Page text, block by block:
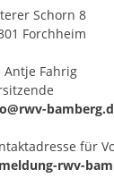
Schorn 8
Forchheim
Ant­je Fahrig
für
rwv-